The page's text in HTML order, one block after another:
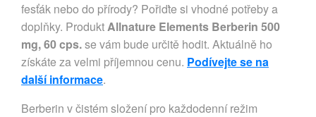
fesťák nebo do přírody? Pořiďte si vhodné potřeby a
doplňky. ProduktAllnature Elements Berberin 500
mg, 60 cps.se vám bude určitě hodit. Aktuálně ho
získáte za velmi příjemnou cenu. Podívejte se na
další informace.
Berberin v čistém složení pro každodenní režim